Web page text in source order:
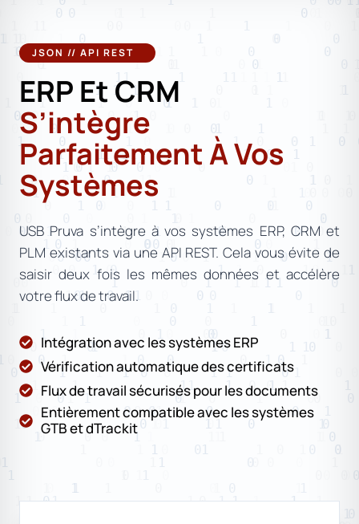
JSON // API REST
ERP Et CRM
S’intègre
Parfaitement À Vos
Systèmes
USB Pruva s’intègre à vos systèmes ERP, CRM et
PLM existants via une API REST. Cela vous évite de
saisir deux fois les mêmes données et accélère
votre flux de travail.
Intégration avec les systèmes ERP
Vérification automatique des certificats
Flux de travail sécurisés pour les documents
Entièrement compatible avec les systèmes
GTB et dTrackit